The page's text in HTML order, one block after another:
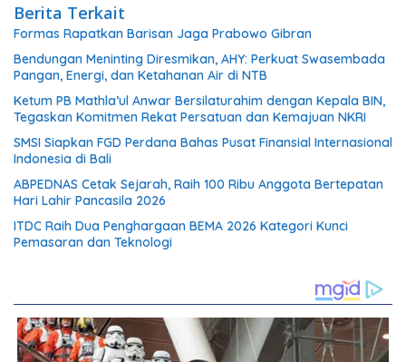
Berita Terkait
Formas Rapatkan Barisan Jaga Prabowo Gibran
Bendungan Meninting Diresmikan, AHY: Perkuat Swasembada
Pangan, Energi, dan Ketahanan Air di NTB
Ketum PB Mathla’ul Anwar Bersilaturahim dengan Kepala BIN,
Tegaskan Komitmen Rekat Persatuan dan Kemajuan NKRI
SMSI Siapkan FGD Perdana Bahas Pusat Finansial Internasional
Indonesia di Bali
ABPEDNAS Cetak Sejarah, Raih 100 Ribu Anggota Bertepatan
Hari Lahir Pancasila 2026
ITDC Raih Dua Penghargaan BEMA 2026 Kategori Kunci
Pemasaran dan Teknologi